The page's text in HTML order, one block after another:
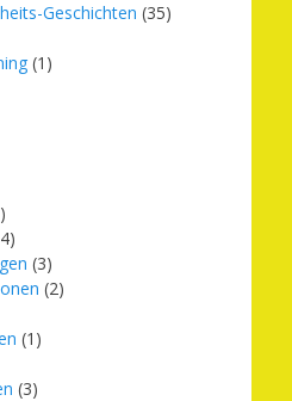
Geschichten (35)
(1)
(3)
(2)
(1)
(3)